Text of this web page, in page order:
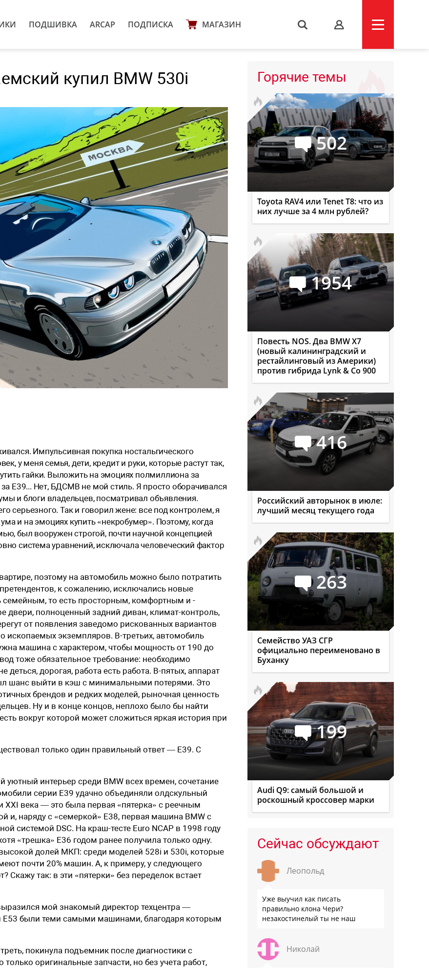
ПОДШИВКА ARCAP ПОДПИСКА МАГАЗИН s
купил BMW 530i
Импульсивная покупка ностальгического
у меня семья, дети, кредит и руки, которые растут так,
гайки. Выложить на эмоциях полмиллиона за
E39... Нет, БДСМВ не мой стиль. Я просто оборачивался
и блоги владельцев, посматривал объявления.
серьезного. Так и говорил жене: все под контролем, я
и на эмоциях купить «некробумер». Поэтому, когда
был вооружен строгой, почти научной концепцией
система уравнений, исключала человеческий фактор
поэтому на автомобиль можно было потратить
к сожалению, исключались новые
то есть просторным, комфортным и
полноценный задний диван, климат-контроль,
от появления заведомо рискованных вариантов
ископаемых экземпляров. В-третьих, автомобиль
машина с характером, чтобы мощность от 190 до
тоже обязательное требование: необходимо
дорогая, работа есть работа. В-пятых, аппарат
шанс выйти в кэш с минимальными потерями. Это
брендов и редких моделей, рыночная ценность
Ну и в конце концов, неплохо было бы найти
вокруг которой может сложиться яркая история при
только один правильный ответ — E39. С
интерьер среди BMW всех времен, сочетание
серии E39 удачно объединяли олдскульный
века — это была первая «пятерка» с реечным
и, наряду с «семеркой» E38, первая машина BMW c
системой DSC. На краш-тесте Euro NCAP в 1998 году
«трешка» E36 годом ранее получила только одну.
долей МКП: среди моделей 528i и 530i, которые
почти 20% машин. А, к примеру, у следующего
так: в эти «пятерки» без переделок встает
мой знакомый директор техцентра —
E53 были теми самыми машинами, благодаря которым
покинула подъемник после диагностики с
оригинальные запчасти, но без учета работ,
Горячие темы
502
Toyota RAV4 или Tenet T8: что из
них лучше за 4 млн рублей?
1954
Повесть NOS. Два BMW X7
(новый калининградский и
рестайлинговый из Америки)
против гибрида Lynk & Co 900
416
Российский авторынок в июле:
лучший месяц текущего года
263
Семейство УАЗ СГР
официально переименовано в
Буханку
199
Audi Q9: самый большой и
роскошный кроссовер марки
Сейчас обсуждают
Леопольд
Уже выучил как писать
правильно клона Чери?
незакостинелый ты не наш
Николай